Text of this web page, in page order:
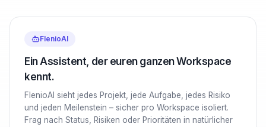
FlenioAI
Ein Assistent, der euren ganzen Workspace
kennt.
FlenioAI sieht jedes Projekt, jede Aufgabe, jedes Risiko
und jeden Meilenstein – sicher pro Workspace isoliert.
Frag nach Status, Risiken oder Prioritäten in natürlicher